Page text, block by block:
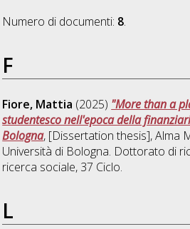
Numero di documenti: 8.
F
Fiore, Mattia (2025) "More than a
studentesco nell'epoca della
Bologna, [Dissertation thesis], Alma
Università di Bologna. Dottorato di
ricerca sociale, 37 Ciclo.
L